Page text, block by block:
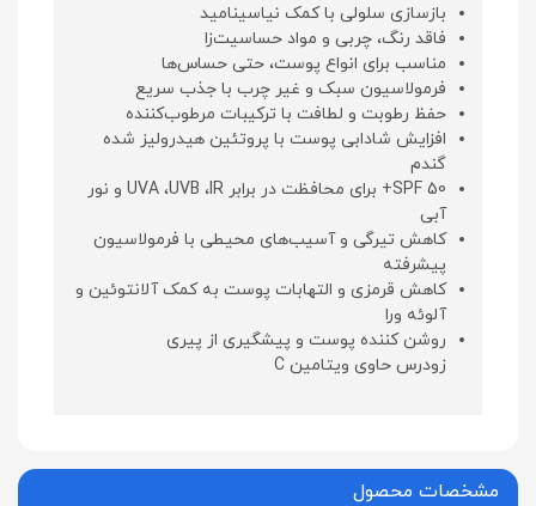
بازسازی سلولی با کمک نیاسینامید
فاقد رنگ، چربی و مواد حساسیت‌زا
مناسب برای انواع پوست، حتی حساس‌ها
فرمولاسیون سبک و غیر چرب با جذب سریع
حفظ رطوبت و لطافت با ترکیبات مرطوب‌کننده
افزایش شادابی پوست با پروتئین هیدرولیز شده
گندم
SPF 50+ برای محافظت در برابر UVA ،UVB ،IR و نور
آبی
کاهش تیرگی و آسیب‌های محیطی با فرمولاسیون
پیشرفته
کاهش قرمزی و التهابات پوست به کمک آلانتوئین و
آلوئه‌ ورا
روشن کننده پوست و پیشگیری از پیری
زودرس حاوی ویتامین C
مشخصات محصول